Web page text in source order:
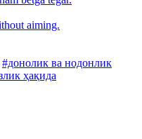
aiming.
#донолик ва нодонлик
ҳақида